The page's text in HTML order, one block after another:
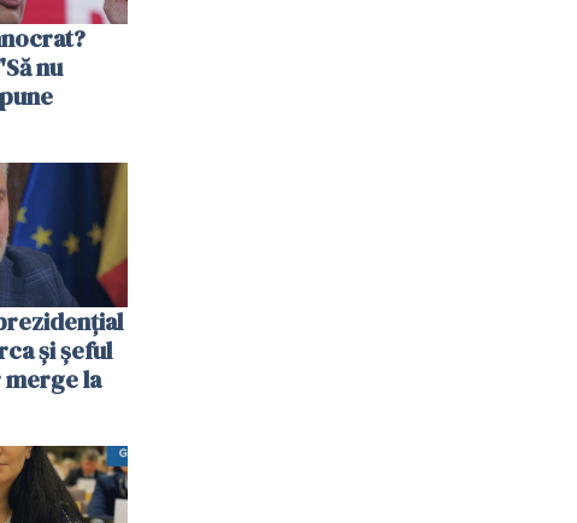
nu
și șeful
la